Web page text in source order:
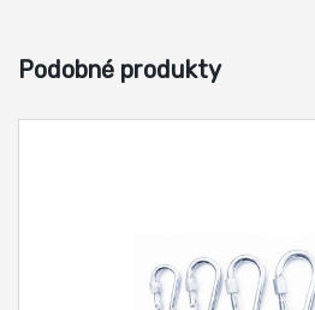
Podobné produkty